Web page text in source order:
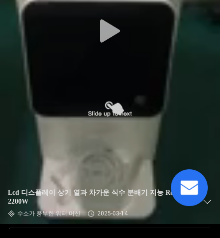
Lcd 디스플레이 상기 열과 차가운 식수 분배기 지능 Ro
2200W
수소가 풍부한 워터 머신 2025-03-14